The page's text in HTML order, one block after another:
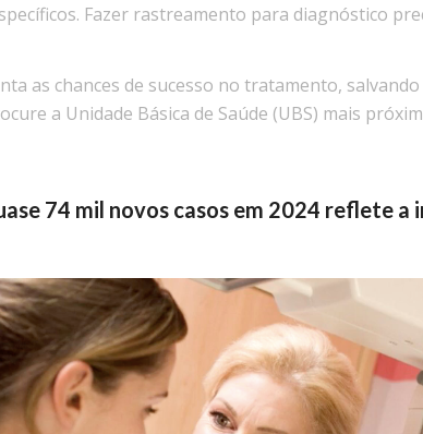
Fazer rastreamento para diagnóstico
as chances de sucesso no tratamento,
a Unidade Básica de Saúde (UBS) mais
74 mil novos casos em 2024 reflete